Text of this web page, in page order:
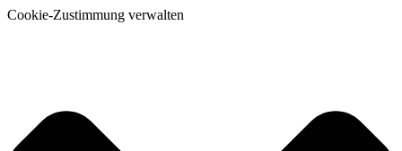
Cookie-Zustimmung verwalten